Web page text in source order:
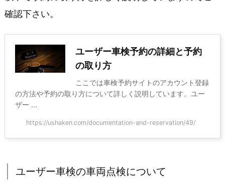
確認下さい。
ユーザー車検予約の詳細と予約
の取り方
ここでは車検予約サイトのアカウント登録
の方法や予約の取り方について詳しく説明しています。ユー
ザー ...
https://ushaken.com/documentation-and-reservation/49/
ユーザー車検の車両点検について